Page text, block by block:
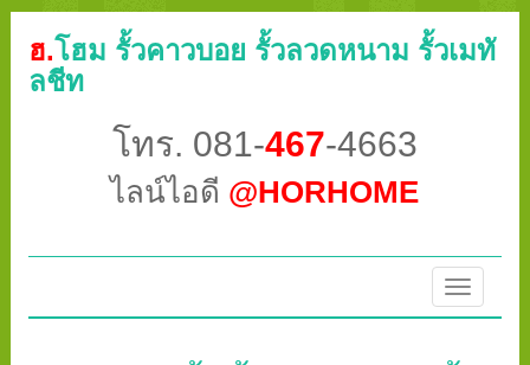
ฮ.โฮม รั้วคาวบอย รั้วลวดหนาม รั้วเมทั
ลชีท
โทร. 081-467-4663
ไลน์ไอดี @HORHOME
Toggle